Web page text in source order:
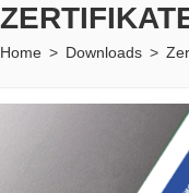
Home > Downloads >